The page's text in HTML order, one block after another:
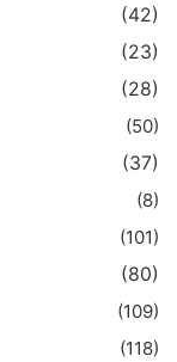
(42)
(23)
(28)
(50)
(37)
(8)
(101)
(80)
(109)
(118)